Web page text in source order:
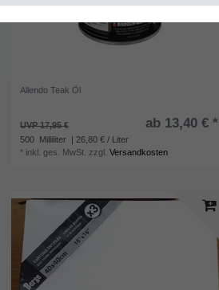
Allendo Teak Öl
UVP 17,95 € ab 13,40 € *
500 Milliliter | 26,80 € / Liter
* inkl. ges. MwSt. zzgl.Versandkosten